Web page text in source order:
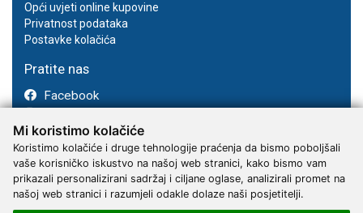
Mi koristimo kolačiće
Koristimo kolačiće i druge tehnologije praćenja da bismo poboljšali
vaše korisničko iskustvo na našoj web stranici, kako bismo vam
prikazali personalizirani sadržaj i ciljane oglase, analizirali promet na
našoj web stranici i razumjeli odakle dolaze naši posjetitelji.
Opći uvjeti online kupovine
Privatnost podataka
Postavke kolačića
Pratite nas
Facebook
Youtube